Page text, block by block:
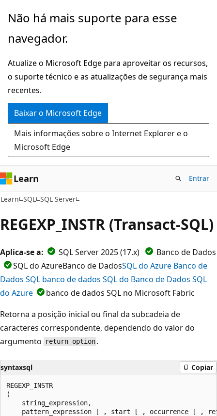
Pular
o
principal
Não há mais suporte para esse
navegador.
Atualize o Microsoft Edge para aproveitar os recursos,
o suporte técnico e as atualizações de segurança mais
recentes.
Baixar o Microsoft Edge
Mais informações sobre o Internet Explorer e o
Microsoft Edge
Learn Entrar
Learn SQL SQL Server
REGEXP_INSTR (Transact-SQL)
Aplica-se a: SQL Server 2025 (17.x) Banco de Dados
SQL do AzureBanco de DadosSQL do Azure Banco de
Dados SQL banco de dados SQL do Banco de Dados SQL
do Azure
banco de dados SQL no Microsoft Fabric
Retorna a posição inicial ou final da subcadeia de
caracteres correspondente, dependendo do valor do
argumento
return_option .
syntaxsql Copiar
REGEXP_INSTR
(
    string_expression,
pattern_expression [ , start [ , occurrence [ ,